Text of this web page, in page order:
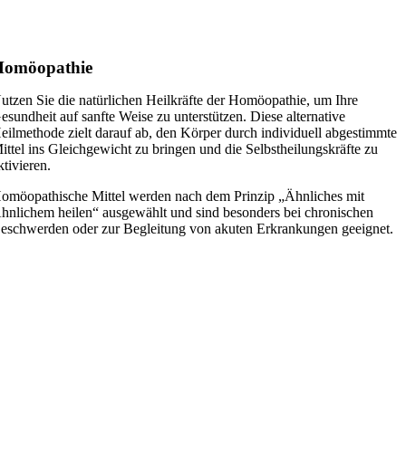
Sie die natürlichen Heilkräfte der Homöopathie, um Ihre
auf sanfte Weise zu unterstützen. Diese alternative
zielt darauf ab, den Körper durch individuell abgestimmte
ins Gleichgewicht zu bringen und die Selbstheilungskräfte zu
Mittel werden nach dem Prinzip „Ähnliches mit
heilen“ ausgewählt und sind besonders bei chronischen
oder zur Begleitung von akuten Erkrankungen geeignet.